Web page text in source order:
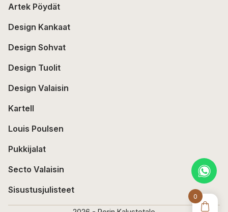
0
Artek Pöydät
Design Kankaat
Design Sohvat
Design Tuolit
Design Valaisin
Kartell
Louis Poulsen
Pukkijalat
Secto Valaisin
Sisustusjulisteet